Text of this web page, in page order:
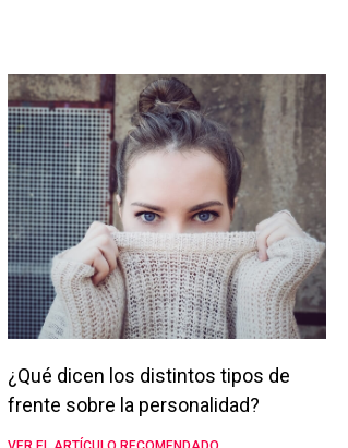
¿Qué dicen los distintos tipos de
frente sobre la personalidad?